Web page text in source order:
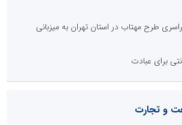
طرح مهتاب در استان تهران به میزبانی
برای عبادت
و تجارت